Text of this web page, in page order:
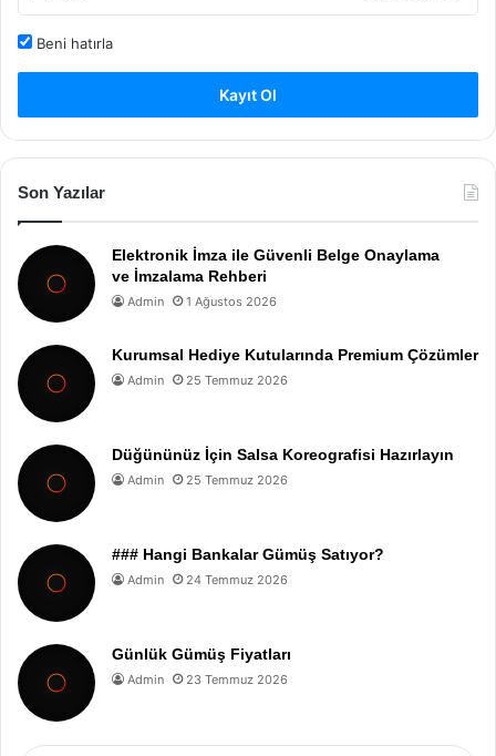
Beni hatırla
Kayıt Ol
Son Yazılar
Elektronik İmza ile Güvenli Belge Onaylama
ve İmzalama Rehberi
Admin 1 Ağustos 2026
Kurumsal Hediye Kutularında Premium Çözümler
Admin 25 Temmuz 2026
Düğününüz İçin Salsa Koreografisi Hazırlayın
Admin 25 Temmuz 2026
### Hangi Bankalar Gümüş Satıyor?
Admin 24 Temmuz 2026
Günlük Gümüş Fiyatları
Admin 23 Temmuz 2026